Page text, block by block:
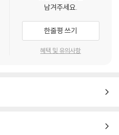
남겨주세요.
한줄평 쓰기
혜택 및 유의사항